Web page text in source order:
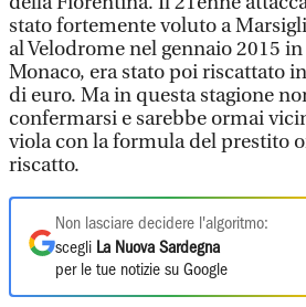
stato fortemente voluto a
al Velodrome nel gennaio 2015
Monaco, era stato poi riscattato
di euro. Ma in questa stagione
confermarsi e sarebbe ormai
viola con la formula del prestito
riscatto.
Non lasciare decidere l'algoritmo:
scegli La Nuova Sardegna
per le tue notizie su Google